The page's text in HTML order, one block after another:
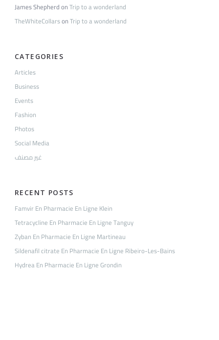
James ShepherdonTrip to a wonderland
TheWhiteCollarsonTrip to a wonderland
CATEGORIES
Articles
Business
Events
Fashion
Photos
Social Media
غير مصنف
RECENT POSTS
Famvir En Pharmacie En Ligne Klein
Tetracycline En Pharmacie En Ligne Tanguy
Zyban En Pharmacie En Ligne Martineau
Sildenafil citrate En Pharmacie En Ligne Ribeiro-Les-Bains
Hydrea En Pharmacie En Ligne Grondin